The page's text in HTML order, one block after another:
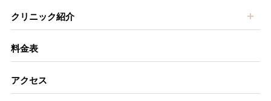
クリニック紹介
料金表
アクセス